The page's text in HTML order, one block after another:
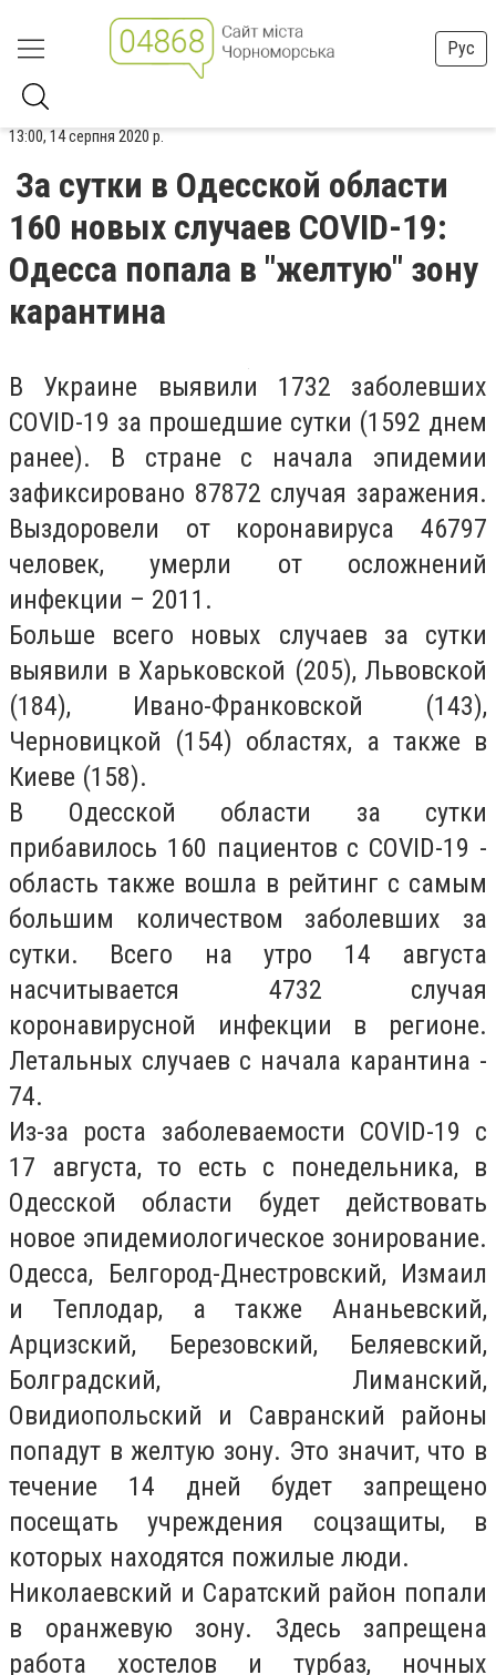
Рус
13:00, 14 серпня 2020 р.
За сутки в Одесской области
160 новых случаев COVID-19:
Одесса попала в "желтую" зону
карантина
В Украине выявили 1732 заболевших
COVID-19 за прошедшие сутки (1592 днем
ранее). В стране с начала эпидемии
зафиксировано 87872 случая заражения.
Выздоровели от коронавируса 46797
человек, умерли от осложнений
инфекции – 2011.
Больше всего новых случаев за сутки
выявили в Харьковской (205), Львовской
(184), Ивано-Франковской (143),
Черновицкой (154) областях, а также в
Киеве (158).
В Одесской области за сутки
прибавилось 160 пациентов с COVID-19 -
область также вошла в рейтинг с самым
большим количеством заболевших за
сутки. Всего на утро 14 августа
насчитывается 4732 случая
коронавирусной инфекции в регионе.
Летальных случаев с начала карантина -
74.
Из-за роста заболеваемости COVID-19 с
17 августа, то есть с понедельника, в
Одесской области будет действовать
новое эпидемиологическое зонирование.
Одесса, Белгород-Днестровский, Измаил
и Теплодар, а также Ананьевский,
Арцизский, Березовский, Беляевский,
Болградский, Лиманский,
Овидиопольский и Савранский районы
попадут в желтую зону. Это значит, что в
течение 14 дней будет запрещено
посещать учреждения соцзащиты, в
которых находятся пожилые люди.
Николаевский и Саратский район попали
в оранжевую зону. Здесь запрещена
работа хостелов и турбаз, ночных